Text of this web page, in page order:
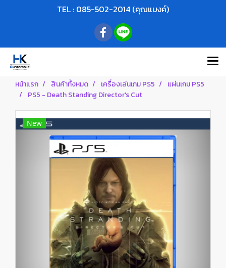
TEL : 085-502-2014 (คุณแบงค์)
หน้าแรก สินค้าทั้งหมด เครื่องเล่นเกม PS5
แผ่นเกม PS5
PS5 - Death Standing Director's Cut
New